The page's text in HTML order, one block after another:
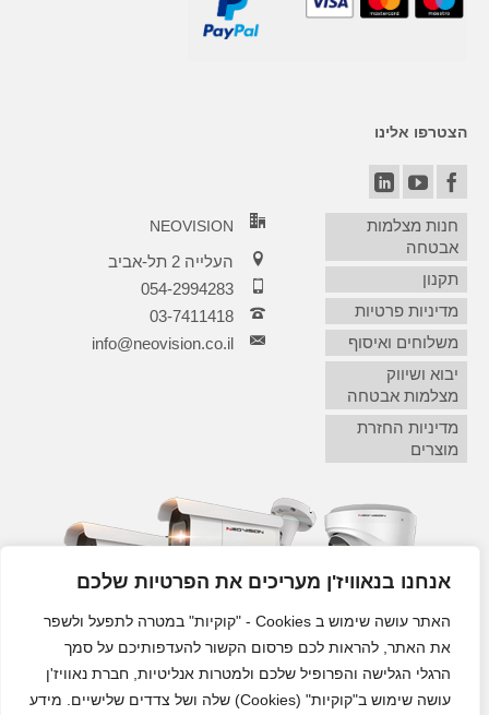
אנחנו בנאוויז'ן מעריכים את הפרטיות שלכם
האתר עושה שימוש ב Cookies - "קוקיות" במטרה לתפעל ולשפר
את האתר, להראות לכם פרסום הקשור להעדפותיכם על סמך
הרגלי הגלישה והפרופיל שלכם ולמטרות אנליטיות, חברת נאוויז'ן
עושה שימוש ב"קוקיות" (Cookies) שלה ושל צדדים שלישיים. מידע
הצטרפו אלינו
חנות מצלמות
אבטחה
תקנון
מדיניות פרטיות
משלוחים ואיסוף
יבוא ושיווק
מצלמות אבטחה
מדיניות החזרת
מוצרים
NEOVISION
העלייה 2 תל-אביב
054-2994283
03-7411418‏
info@neovision.co.il